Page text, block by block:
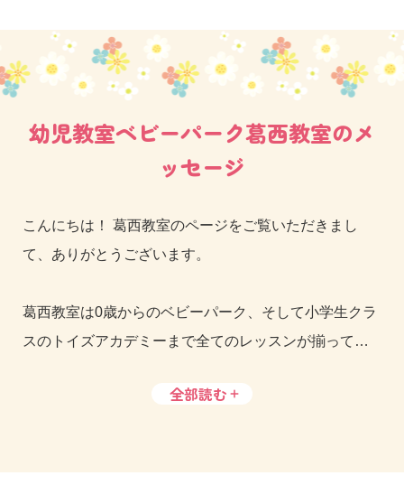
幼児教室ベビーパーク葛西教室のメ
ッセージ
こんにちは！ 葛西教室のページをご覧いただきまし
て、ありがとうございます。
葛西教室は0歳からのベビーパーク、そして小学生クラ
スのトイズアカデミーまで全てのレッスンが揃ってお
全部読む